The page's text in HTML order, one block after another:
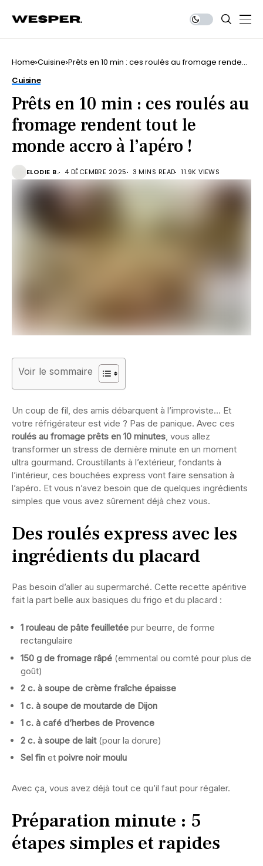
Home Cuisine Prêts en 10 min : ces roulés au fromage rendent
Cuisine
Prêts en 10 min : ces roulés au
fromage rendent tout le
monde accro à l’apéro !
ELODIE B. 4 DÉCEMBRE 2025 3 MINS READ 11.9K VIEWS
Voir le sommaire
Un coup de fil, des amis débarquent à l’improviste… Et
votre réfrigérateur est vide ? Pas de panique. Avec ces
roulés au fromage prêts en 10 minutes, vous allez
transformer un stress de dernière minute en un moment
ultra gourmand. Croustillants à l’extérieur, fondants à
l’intérieur, ces bouchées express vont faire sensation à
l’apéro. Et vous n’avez besoin que de quelques ingrédients
simples que vous avez sûrement déjà chez vous.
Des roulés express avec les
ingrédients du placard
Pas besoin d’aller au supermarché. Cette recette apéritive
fait la part belle aux basiques du frigo et du placard :
1 rouleau de pâte feuilletée pur beurre, de forme
rectangulaire
150 g de fromage râpé (emmental ou comté pour plus de
goût)
2 c. à soupe de crème fraîche épaisse
1 c. à soupe de moutarde de Dijon
1 c. à café d’herbes de Provence
2 c. à soupe de lait(pour la dorure)
Sel fin et poivre noir moulu
Avec ça, vous avez déjà tout ce qu’il faut pour régaler.
Préparation minute : 5
étapes simples et rapides